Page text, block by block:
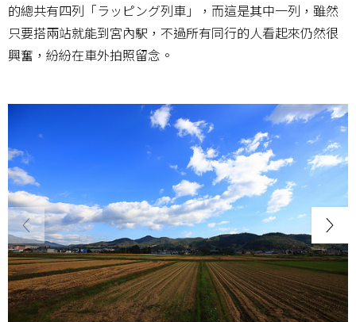
的總共有四列「ラッピング列車」，而這是其中一列，雖然
只要搭兩站就能到宮內駅，不過所有同行的人看起來仍然很
興奮，紛紛在車外拍照留念。